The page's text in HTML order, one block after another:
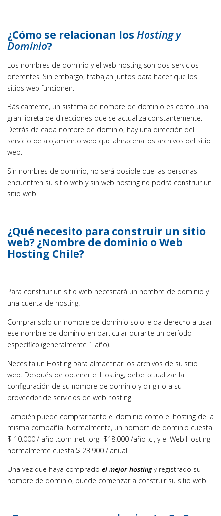
¿Cómo se relacionan los Hosting y
Dominio?
Los nombres de dominio y el web hosting son dos servicios
diferentes. Sin embargo, trabajan juntos para hacer que los
sitios web funcionen.
Básicamente, un sistema de nombre de dominio es como una
gran libreta de direcciones que se actualiza constantemente.
Detrás de cada nombre de dominio, hay una dirección del
servicio de alojamiento web que almacena los archivos del sitio
web.
Sin nombres de dominio, no será posible que las personas
encuentren su sitio web y sin web hosting no podrá construir un
sitio web.
¿Qué necesito para construir un sitio
web? ¿Nombre de dominio o Web
Hosting Chile?
Para construir un sitio web necesitará un nombre de dominio y
una cuenta de hosting.
Comprar solo un nombre de dominio solo le da derecho a usar
ese nombre de dominio en particular durante un período
específico (generalmente 1 año).
Necesita un Hosting para almacenar los archivos de su sitio
web. Después de obtener el Hosting, debe actualizar la
configuración de su nombre de dominio y dirigirlo a su
proveedor de servicios de web hosting.
También puede comprar tanto el dominio como el hosting de la
misma compañía. Normalmente, un nombre de dominio cuesta
$ 10.000 / año .com .net .org $18.000 /año .cl, y el Web Hosting
normalmente cuesta $ 23.900 / anual.
Una vez que haya comprado el mejor hostingy registrado su
nombre de dominio, puede comenzar a construir su sitio web.